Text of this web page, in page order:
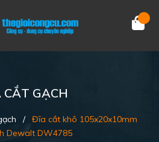
GẠCH
/ Đĩa cắt khô 105x20x10mm
Dewalt DW4785